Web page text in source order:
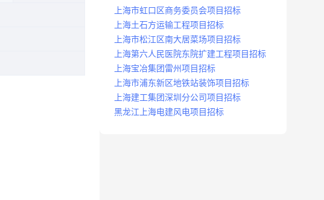
上海市虹口区商务委员会项目招标
上海土石方运输工程项目招标
上海市松江区南大居菜场项目招标
上海第六人民医院东院扩建工程项目招标
上海宝冶集团雷州项目招标
上海市浦东新区地铁站装饰项目招标
上海建工集团深圳分公司项目招标
黑龙江上海电建风电项目招标